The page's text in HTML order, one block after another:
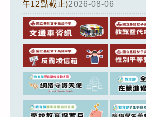
午12點截止)2026-08-06